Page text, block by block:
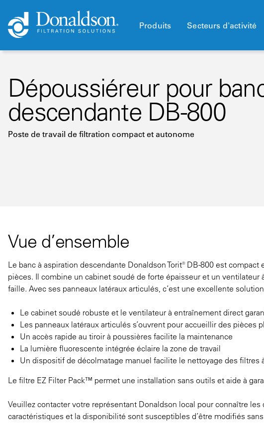
Produits Secteurs d'activité
Dépoussiéreur pour
descendante DB-800
Poste de travail de filtration compact et autonome
Vue d’ensemble
Le banc à aspiration descendante Donaldson Torit® DB-800 est
pièces. Il combine un cabinet soudé de forte épaisseur et un
faille. Avec ses panneaux latéraux articulés, c’est une excellente
Le cabinet soudé robuste et le ventilateur à entraînement direct
Les panneaux latéraux articulés s’ouvrent pour accueillir des pièces
Un accès rapide au tiroir à poussières facilite la maintenance
La lumière fluorescente intégrée éclaire la zone de travail
Un dispositif de décolmatage manuel facilite le nettoyage des filtres
Le filtre EZ Filter Pack™ permet une installation sans outils et aide à
Veuillez contacter votre représentant Donaldson local pour connaître
caractéristiques et la disponibilité sont susceptibles d’être modifiés